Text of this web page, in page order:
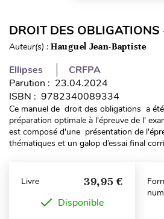
DROIT DES
Auteur(s) : Hauguel Jean-Baptiste
Ellipses
CRFPA
Parution : 23.04.2024
ISBN : 9782340089334
Ce manuel de droit des obligations a
préparation optimale à l'épreuve de l'
est composé d'une présentation de
thématiques et un galop d’essai final
Livre 39,95 €
Disponible